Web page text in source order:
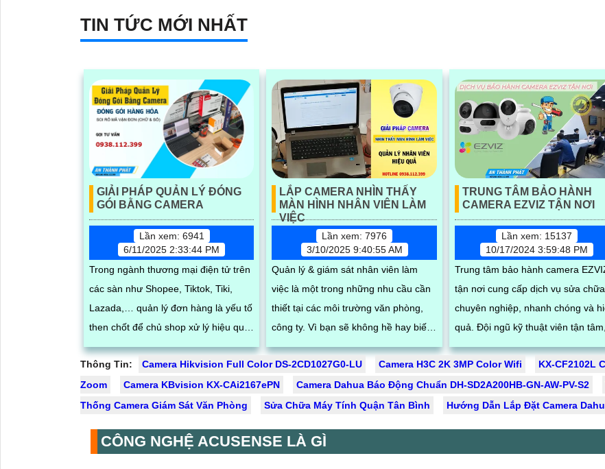
TIN TỨC MỚI NHẤT
GIẢI PHÁP QUẢN LÝ ĐÓNG
GÓI BẰNG CAMERA
Lần xem: 6941
6/11/2025 2:33:44 PM
Trong ngành thương mại điện tử trên
các sàn như Shopee, Tiktok, Tiki,
Lazada,… quản lý đơn hàng là yếu tố
then chốt để chủ shop xử lý hiệu quả
mọi vấn đề phát sinh. An Thành Phát
giới thiệu giải pháp quản lý đóng
hàng bằng phần mềm trên máy tính
kết hợp camera soi mã vận đơn,
trong quy trình quản lý
LẮP CAMERA NHÌN THẤY
MÀN HÌNH NHÂN VIÊN LÀM
VIỆC
Lần xem: 7976
3/10/2025 9:40:55 AM
Quản lý & giám sát nhân viên làm
việc là một trong những nhu cầu cần
thiết tại các môi trường văn phòng,
công ty. Vì bạn sẽ không hề hay biết
nhân viên của mình có thật sự làm
việc nghiêm túc hay không, hay chỉ
làm việc riêng, lơ là gây nên hiệu suất
công việc kém
TRUNG TÂM BẢO HÀNH
CAMERA EZVIZ TẬN NƠI
Lần xem: 15137
10/17/2024 3:59:48 PM
Trung tâm bảo hành camera
tận nơi cung cấp dịch vụ sửa chữa
chuyên nghiệp, nhanh chóng và
quả. Đội ngũ kỹ thuật viên tận tâm,
giàu kinh nghiệm sẽ giúp khắc
sự cố của bạn một cách nhanh
và chính xác
Thông Tin: Camera Hikvision Full Color DS-2CD1027G0-LU Camera H3C 2K 3MP Color Wifi KX-CF2102L
Zoom
Camera KBvision KX-CAi2167ePN Camera Dahua Báo Động Chuẩn DH-SD2A200HB-GN-AW-PV-S2
Thống Camera Giám Sát Văn Phòng
Sửa Chữa Máy Tính Quận Tân Bình Hướng Dẫn Lắp Đặt Camera
CÔNG NGHỆ ACUSENSE LÀ GÌ